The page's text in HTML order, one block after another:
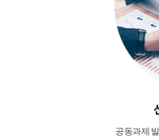
공동과제